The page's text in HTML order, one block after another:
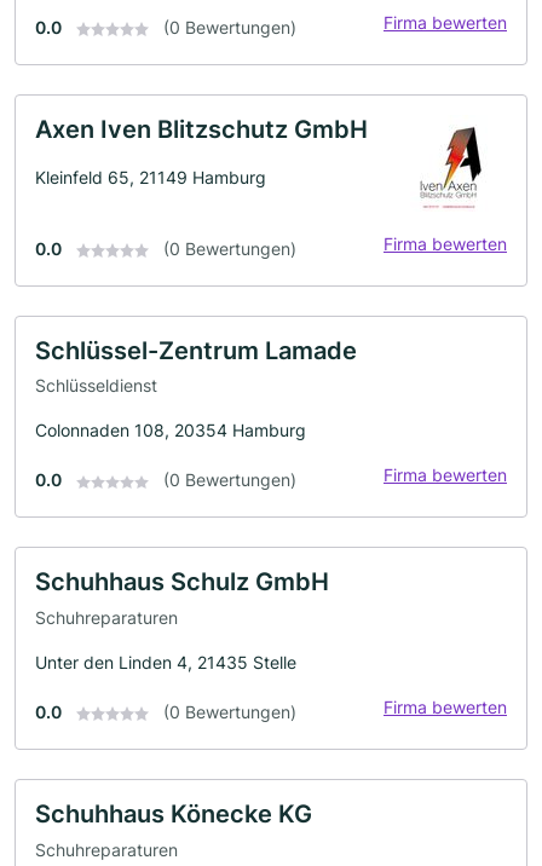
0.0 (0 Bewertungen) Firma bewerten
Axen Iven Blitzschutz GmbH
Kleinfeld 65, 21149 Hamburg
0.0 (0 Bewertungen) Firma bewerten
Schlüssel-Zentrum Lamade
Schlüsseldienst
Colonnaden 108, 20354 Hamburg
0.0 (0 Bewertungen) Firma bewerten
Schuhhaus Schulz GmbH
Schuhreparaturen
Unter den Linden 4, 21435 Stelle
0.0 (0 Bewertungen) Firma bewerten
Schuhhaus Könecke KG
Schuhreparaturen